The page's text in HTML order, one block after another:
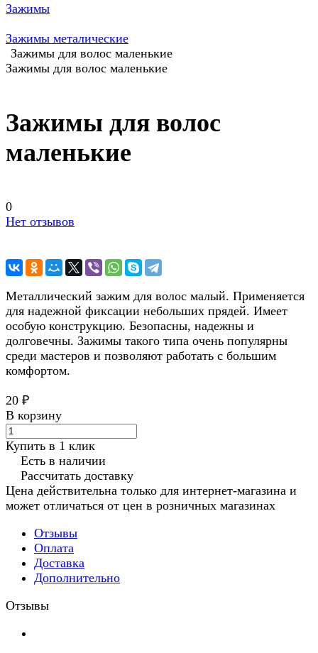
Зажимы
Зажимы металические
Зажимы для волос маленькие
Зажимы для волос маленькие
Зажимы для волос
маленькие
0
Нет отзывов
Металлический зажим для волос малый. Применяется
для надежной фиксации небольших прядей. Имеет
особую конструкцию. Безопасны, надежны и
долговечны. Зажимы такого типа очень популярны
среди мастеров и позволяют работать с большим
комфортом.
20 ₽
В корзину
Купить в 1 клик
Есть в наличии
Рассчитать доставку
Цена действительна только для интернет-магазина и
может отличаться от цен в розничных магазинах
Отзывы
Оплата
Доставка
Дополнительно
Отзывы